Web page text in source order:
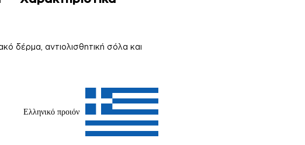
δέρμα, αντιολισθητική σόλα και
Ελληνικό προιόν